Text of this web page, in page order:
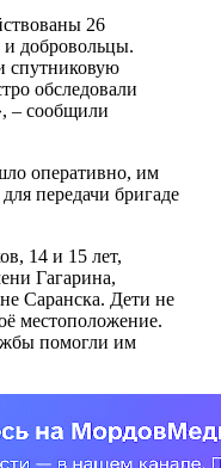
26
и добровольцы.
спутниковую
обследовали
– сообщили
оперативно, им
передачи бригаде
14 и 15 лет,
Гагарина,
Саранска. Дети не
местоположение.
помогли им